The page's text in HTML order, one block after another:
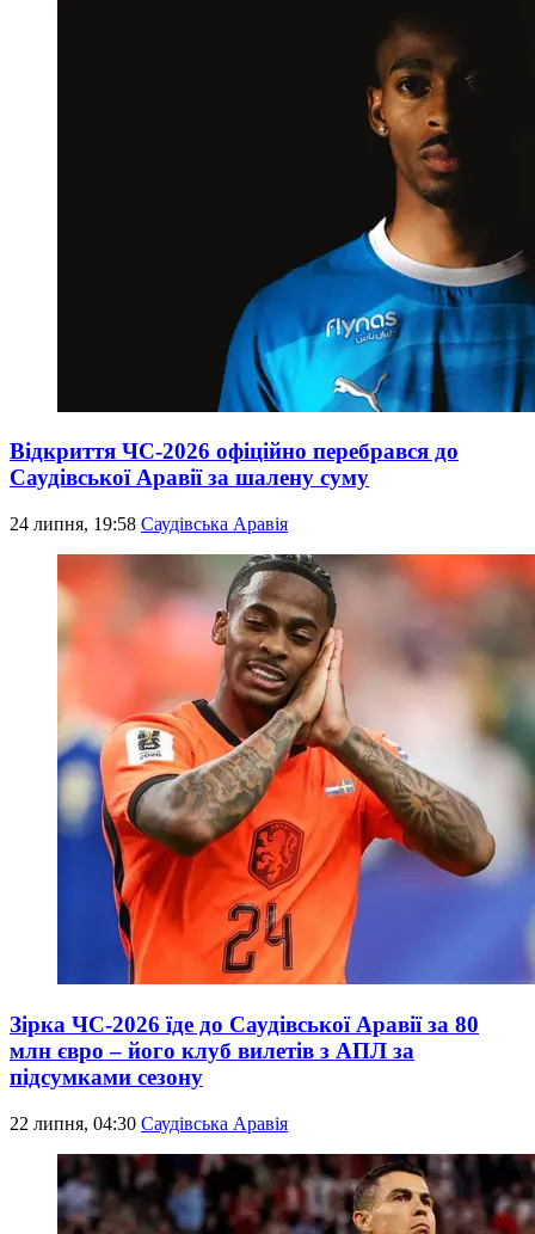
Відкриття ЧС-2026 офіційно перебрався до
Саудівської Аравії за шалену суму
24 липня, 19:58 Саудівська Аравія
Зірка ЧС-2026 їде до Саудівської Аравії за 80
млн євро – його клуб вилетів з АПЛ за
підсумками сезону
22 липня, 04:30 Саудівська Аравія